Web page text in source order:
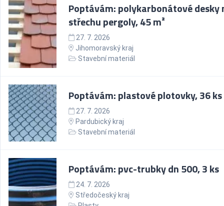
Poptávám: polykarbonátové desky
střechu pergoly, 45 m²
27. 7. 2026
Jihomoravský kraj
Stavební materiál
Poptávám: plastové plotovky, 36 ks
27. 7. 2026
Pardubický kraj
Stavební materiál
Poptávám: pvc-trubky dn 500, 3 ks
24. 7. 2026
Středočeský kraj